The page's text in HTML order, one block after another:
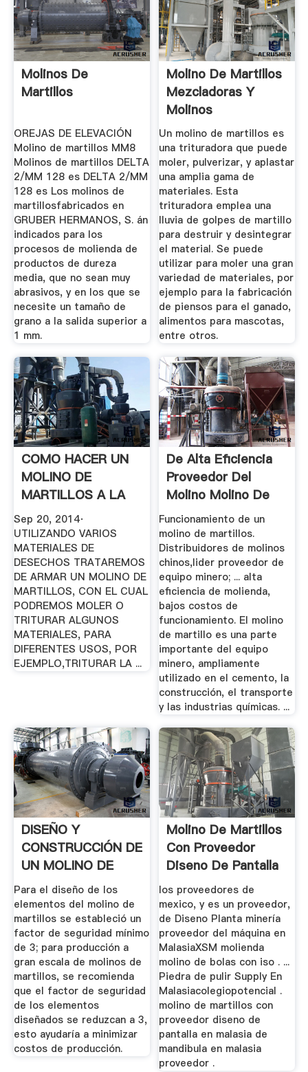
Molinos De
Martillos
OREJAS DE ELEVACIÓN
Molino de martillos MM8
Molinos de martillos DELTA
2/MM 128 es DELTA 2/MM
128 es Los molinos de
martillosfabricados en
GRUBER HERMANOS, S. án
indicados para los
procesos de molienda de
productos de dureza
media, que no sean muy
abrasivos, y en los que se
necesite un tamaño de
grano a la salida superior a
1 mm.
Molino De Martillos
Mezcladoras Y
Molinos
MAQUINOVA
Un molino de martillos es
una trituradora que puede
moler, pulverizar, y aplastar
una amplia gama de
materiales. Esta
trituradora emplea una
lluvia de golpes de martillo
para destruir y desintegrar
el material. Se puede
utilizar para moler una gran
variedad de materiales, por
ejemplo para la fabricación
de piensos para el ganado,
alimentos para mascotas,
entre otros.
COMO HACER UN
MOLINO DE
MARTILLOS A LA
MEXICANA YouTube
Sep 20, 2014·
UTILIZANDO VARIOS
MATERIALES DE
DESECHOS TRATAREMOS
DE ARMAR UN MOLINO DE
MARTILLOS, CON EL CUAL
PODREMOS MOLER O
TRITURAR ALGUNOS
MATERIALES, PARA
DIFERENTES USOS, POR
EJEMPLO,TRITURAR LA ...
De Alta Eficiencia
Proveedor Del
Molino Molino De
Martillo
Funcionamiento de un
molino de martillos.
Distribuidores de molinos
chinos,lider proveedor de
equipo minero; ... alta
eficiencia de molienda,
bajos costos de
funcionamiento. El molino
de martillo es una parte
importante del equipo
minero, ampliamente
utilizado en el cemento, la
construcción, el transporte
y las industrias químicas. ...
DISEÑO Y
CONSTRUCCIÓN DE
UN MOLINO DE
MARTILLOS .
Para el diseño de los
elementos del molino de
martillos se estableció un
factor de seguridad mínimo
de 3; para producción a
gran escala de molinos de
martillos, se recomienda
que el factor de seguridad
de los elementos
diseñados se reduzcan a 3,
esto ayudaría a minimizar
costos de producción.
Molino De Martillos
Con Proveedor
Diseno De Pantalla
En ...
los proveedores de
mexico, y es un proveedor,
de Diseno Planta minería
proveedor del máquina en
MalasiaXSM molienda
molino de bolas con iso . ...
Piedra de pulir Supply En
Malasiacolegiopotencial .
molino de martillos con
proveedor diseno de
pantalla en malasia de
mandibula en malasia
proveedor .